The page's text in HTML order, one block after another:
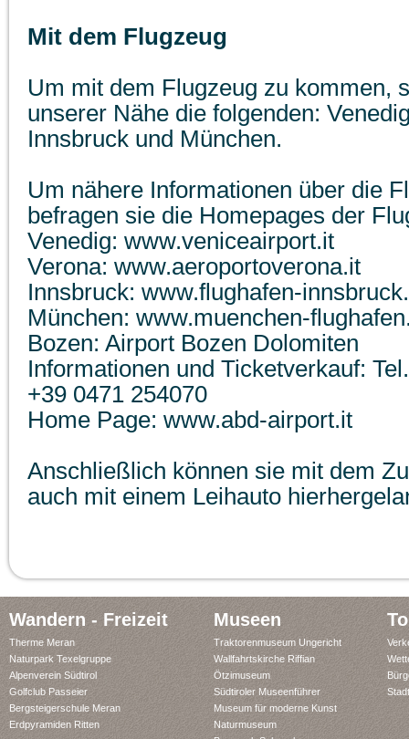
Mit dem Flugzeug
Um mit dem Flugzeug zu kommen,
unserer Nähe die folgenden:
Innsbruck und München.
Um nähere Informationen über die
befragen sie die Homepages der
Venedig: www.veniceairport.it
Verona: www.aeroportoverona.it
Innsbruck: www.flughafen-
München: www.muenchen-
Bozen: Airport Bozen Dolomiten
Informationen und Ticketverkauf:
+39 0471 254070
Home Page: www.abd-airport.it
Anschließlich können sie mit dem
auch mit einem Leihauto
Wandern - Freizeit
Therme Meran
Naturpark Texelgruppe
Alpenverein Südtirol
Golfclub Passeier
Bergsteigerschule Meran
Erdpyramiden Ritten
Museen
Traktorenmuseum Ungericht
Wallfahrtskirche Riffian
Ötzimuseum
Südtiroler Museenführer
Museum für moderne Kunst
Naturmuseum